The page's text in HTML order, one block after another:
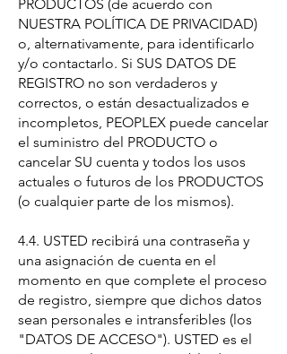
PRODUCTOS (de acuerdo con
NUESTRA POLÍTICA DE PRIVACIDAD)
o, alternativamente, para identificarlo
y/o contactarlo. Si SUS DATOS DE
REGISTRO no son verdaderos y
correctos, o están desactualizados e
incompletos, PEOPLEX puede cancelar
el suministro del PRODUCTO o
cancelar SU cuenta y todos los usos
actuales o futuros de los PRODUCTOS
(o cualquier parte de los mismos).
4.4. USTED recibirá una contraseña y
una asignación de cuenta en el
momento en que complete el proceso
de registro, siempre que dichos datos
sean personales e intransferibles (los
"DATOS DE ACCESO"). USTED es el